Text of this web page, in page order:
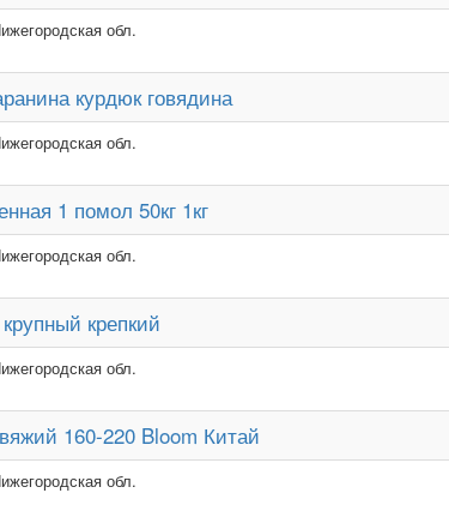
обл.
курдюк говядина
обл.
1 помол 50кг 1кг
обл.
крепкий
обл.
160-220 Bloom Китай
обл.